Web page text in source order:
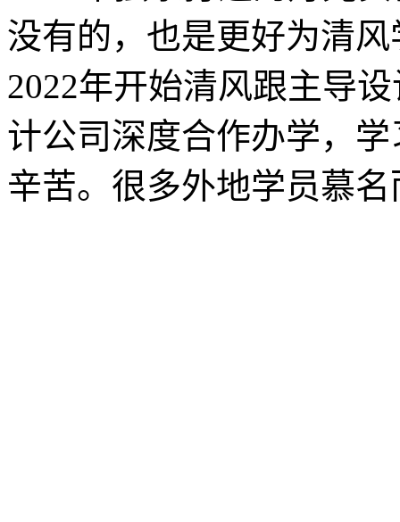
没有的，也是更好为清
2022年开始清风跟主导
计公司深度合作办学，
辛苦。很多外地学员慕名